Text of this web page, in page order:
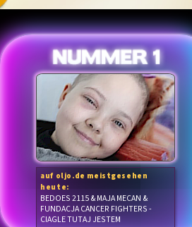
auf oljo.de meistgesehen
heute:
BEDOES 2115 & MAJA MECAN &
FUNDACJA CANCER FIGHTERS -
CIAGLE TUTAJ JESTEM